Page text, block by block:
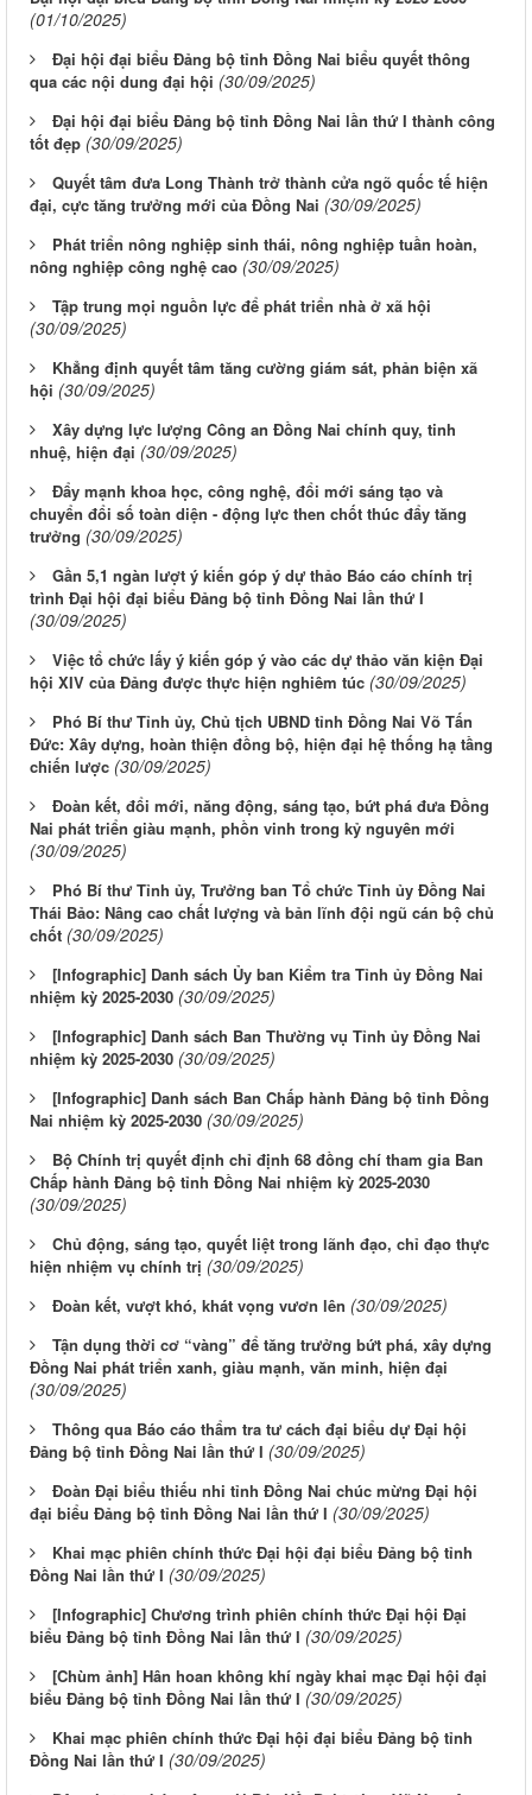
(01/10/2025)
Đại hội đại biểu Đảng bộ tỉnh Đồng Nai biểu quyết thông
qua các nội dung đại hội (30/09/2025)
Đại hội đại biểu Đảng bộ tỉnh Đồng Nai lần thứ I thành công
tốt đẹp (30/09/2025)
Quyết tâm đưa Long Thành trở thành cửa ngõ quốc tế hiện
đại, cực tăng trưởng mới của Đồng Nai (30/09/2025)
Phát triển nông nghiệp sinh thái, nông nghiệp tuần hoàn,
nông nghiệp công nghệ cao (30/09/2025)
Tập trung mọi nguồn lực để phát triển nhà ở xã hội
(30/09/2025)
Khẳng định quyết tâm tăng cường giám sát, phản biện xã
hội (30/09/2025)
Xây dựng lực lượng Công an Đồng Nai chính quy, tinh
nhuệ, hiện đại (30/09/2025)
Đẩy mạnh khoa học, công nghệ, đổi mới sáng tạo và
chuyển đổi số toàn diện - động lực then chốt thúc đẩy tăng
trưởng (30/09/2025)
Gần 5,1 ngàn lượt ý kiến góp ý dự thảo Báo cáo chính trị
trình Đại hội đại biểu Đảng bộ tỉnh Đồng Nai lần thứ I
(30/09/2025)
Việc tổ chức lấy ý kiến góp ý vào các dự thảo văn kiện Đại
hội XIV của Đảng được thực hiện nghiêm túc (30/09/2025)
Phó Bí thư Tỉnh ủy, Chủ tịch UBND tỉnh Đồng Nai Võ Tấn
Đức: Xây dựng, hoàn thiện đồng bộ, hiện đại hệ thống hạ tầng
chiến lược (30/09/2025)
Đoàn kết, đổi mới, năng động, sáng tạo, bứt phá đưa Đồng
Nai phát triển giàu mạnh, phồn vinh trong kỷ nguyên mới
(30/09/2025)
Phó Bí thư Tỉnh ủy, Trưởng ban Tổ chức Tỉnh ủy Đồng Nai
Thái Bảo: Nâng cao chất lượng và bản lĩnh đội ngũ cán bộ chủ
chốt (30/09/2025)
[Infographic] Danh sách Ủy ban Kiểm tra Tỉnh ủy Đồng Nai
nhiệm kỳ 2025-2030 (30/09/2025)
[Infographic] Danh sách Ban Thường vụ Tỉnh ủy Đồng Nai
nhiệm kỳ 2025-2030 (30/09/2025)
[Infographic] Danh sách Ban Chấp hành Đảng bộ tỉnh Đồng
Nai nhiệm kỳ 2025-2030 (30/09/2025)
Bộ Chính trị quyết định chỉ định 68 đồng chí tham gia Ban
Chấp hành Đảng bộ tỉnh Đồng Nai nhiệm kỳ 2025-2030
(30/09/2025)
Chủ động, sáng tạo, quyết liệt trong lãnh đạo, chỉ đạo thực
hiện nhiệm vụ chính trị (30/09/2025)
Đoàn kết, vượt khó, khát vọng vươn lên (30/09/2025)
Tận dụng thời cơ “vàng” để tăng trưởng bứt phá, xây dựng
Đồng Nai phát triển xanh, giàu mạnh, văn minh, hiện đại
(30/09/2025)
Thông qua Báo cáo thẩm tra tư cách đại biểu dự Đại hội
Đảng bộ tỉnh Đồng Nai lần thứ I (30/09/2025)
Đoàn Đại biểu thiếu nhi tỉnh Đồng Nai chúc mừng Đại hội
đại biểu Đảng bộ tỉnh Đồng Nai lần thứ I (30/09/2025)
Khai mạc phiên chính thức Đại hội đại biểu Đảng bộ tỉnh
Đồng Nai lần thứ I (30/09/2025)
[Infographic] Chương trình phiên chính thức Đại hội Đại
biểu Đảng bộ tỉnh Đồng Nai lần thứ I (30/09/2025)
[Chùm ảnh] Hân hoan không khí ngày khai mạc Đại hội đại
biểu Đảng bộ tỉnh Đồng Nai lần thứ I (30/09/2025)
Khai mạc phiên chính thức Đại hội đại biểu Đảng bộ tỉnh
Đồng Nai lần thứ I (30/09/2025)